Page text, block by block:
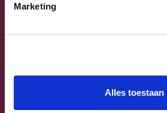
Marketing
Alles toestaan
Sammy Mahdi
Vlaams-Brabant | Federaal